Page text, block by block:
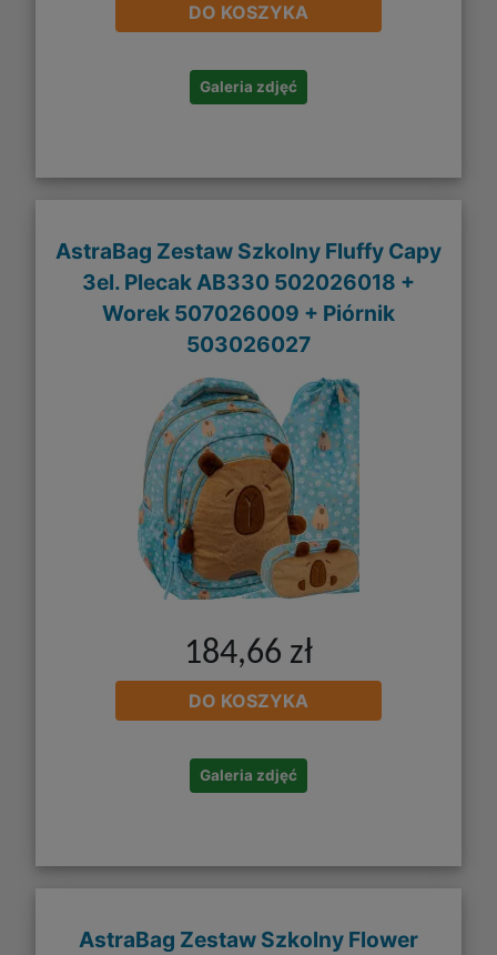
DO KOSZYKA
Galeria zdjęć
AstraBag Zestaw Szkolny Fluffy Capy
3el. Plecak AB330 502026018 +
Worek 507026009 + Piórnik
503026027
184,66 zł
DO KOSZYKA
Galeria zdjęć
AstraBag Zestaw Szkolny Flower